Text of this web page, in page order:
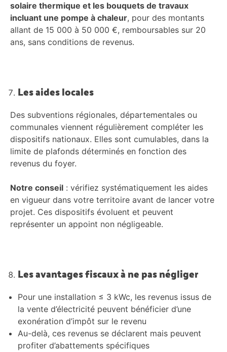
solaire thermique et les bouquets de travaux
incluant une pompe à chaleur, pour des montants
allant de 15 000 à 50 000 €, remboursables sur 20
ans, sans conditions de revenus.
Les aides locales
Des subventions régionales, départementales ou
communales viennent régulièrement compléter les
dispositifs nationaux. Elles sont cumulables, dans la
limite de plafonds déterminés en fonction des
revenus du foyer.
Notre conseil : vérifiez systématiquement les aides
en vigueur dans votre territoire avant de lancer votre
projet. Ces dispositifs évoluent et peuvent
représenter un appoint non négligeable.
Les avantages fiscaux à ne pas négliger
Pour une installation ≤ 3 kWc, les revenus issus de
la vente d’électricité peuvent bénéficier d’une
exonération d’impôt sur le revenu
Au-delà, ces revenus se déclarent mais peuvent
profiter d’abattements spécifiques